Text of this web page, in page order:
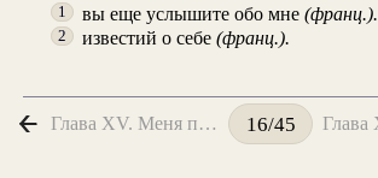
1 вы еще услышите обо мне(франц.).
2 известий о себе(франц.).
Глава XV. Меня поздравляют 16/45